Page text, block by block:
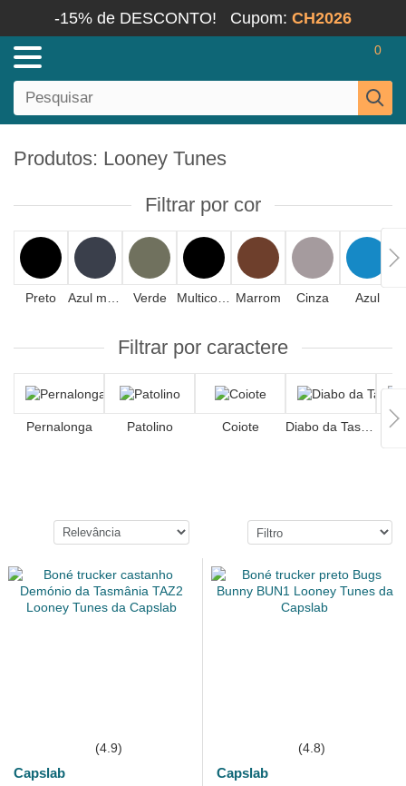
-15% de DESCONTO! Cupom: CH2026
0
Produtos: Looney Tunes
Filtrar por cor
Preto Verde Marrom Cinza Azul
Filtrar por caractere
Pernalonga Patolino Coiote Diabo da Tasmânia
(4.9)
Capslab
(4.8)
Capslab